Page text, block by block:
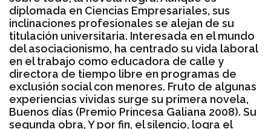
diplomada en Ciencias Empresariales, sus
inclinaciones profesionales se alejan de su
titulación universitaria. Interesada en el mundo
del asociacionismo, ha centrado su vida laboral
en el trabajo como educadora de calle y
directora de tiempo libre en programas de
exclusión social con menores. Fruto de algunas
experiencias vividas surge su primera novela,
Buenos días (Premio Princesa Galiana 2008). Su
segunda obra, Y por fin, el silencio, logra el